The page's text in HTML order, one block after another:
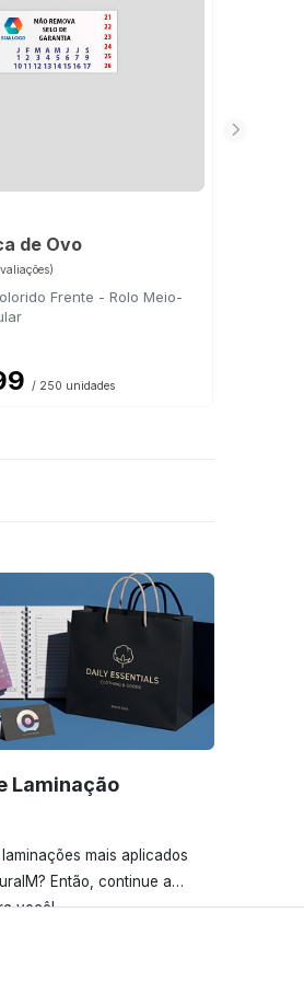
de Ovo
Frente - Rolo Meio-
/ 250 unidades
Laminação
mais aplicados
Então, continue a
você!